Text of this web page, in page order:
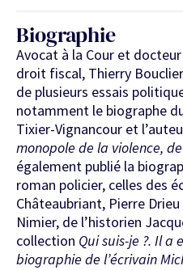
Biographie
Avocat à la Cour et
droit fiscal, Thierry
de plusieurs essais
notamment le biographe
Tixier-Vignancour et
monopole de la violence,
également publié la
roman policier, celles des
Châteaubriant, Pierre
Nimier, de l’historien
collection Qui suis-je ?. Il a
biographie de l’écrivain